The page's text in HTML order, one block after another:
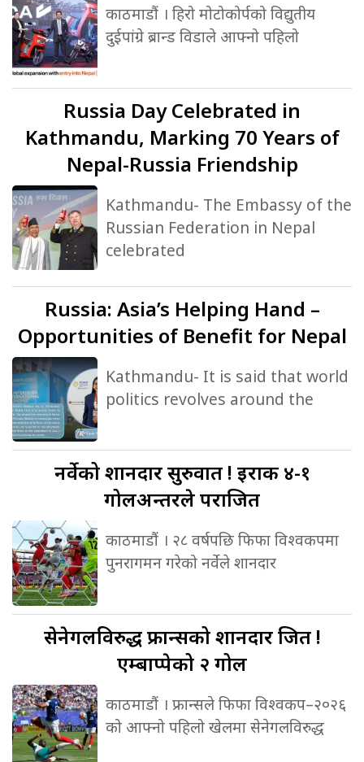
काठमाडौं । हिरो मोटोकोर्पको विद्युतीय
दुईपांग्रे ब्रान्ड विडाले आफ्नो पहिलो
Russia Day Celebrated in
Kathmandu, Marking 70 Years of
Nepal-Russia Friendship
Kathmandu- The Embassy of the
Russian Federation in Nepal
celebrated
Russia: Asia’s Helping Hand –
Opportunities of Benefit for Nepal
Kathmandu- It is said that world
politics revolves around the
नर्वेकोशानदार सुरुवात ! इराक ४-१
गोलअन्तरले पराजित
काठमाडौं । २८ वर्षपछि फिफा विश्वकपमा
पुनरागमन गरेको नर्वेले शानदार
सेनेगलविरुद्धफ्रान्सको शानदार जित !
एम्बाप्पेको २ गोल
काठमाडौं । फ्रान्सले फिफा विश्वकप–२०२६
को आफ्नो पहिलो खेलमा सेनेगलविरुद्ध